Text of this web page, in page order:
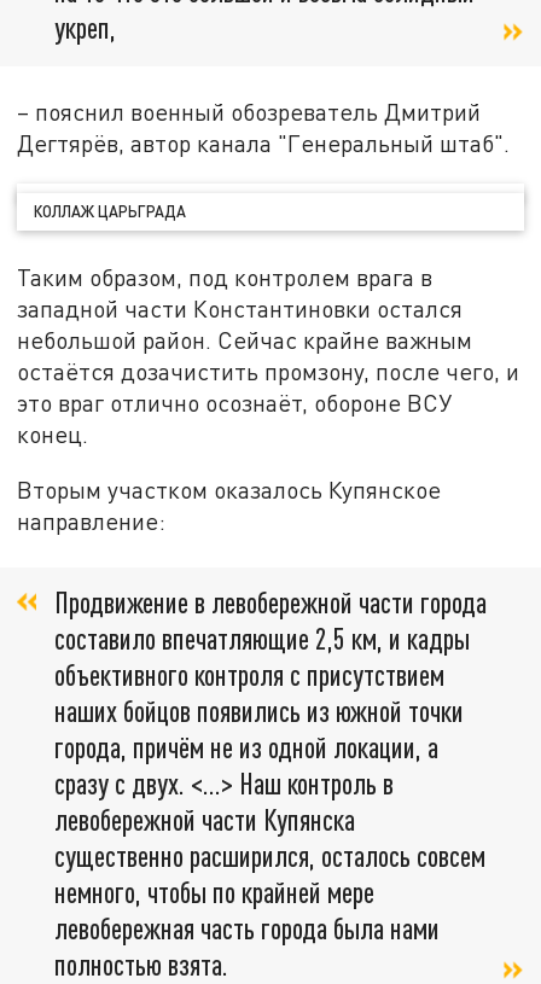
укреп,
– пояснил военный обозреватель Дмитрий
Дегтярёв, автор канала "Генеральный штаб".
КОЛЛАЖ ЦАРЬГРАДА
Таким образом, под контролем врага в
западной части Константиновки остался
небольшой район. Сейчас крайне важным
остаётся дозачистить промзону, после чего, и
это враг отлично осознаёт, обороне ВСУ
конец.
Вторым участком оказалось Купянское
направление:
Продвижение в левобережной части города
составило впечатляющие 2,5 км, и кадры
объективного контроля с присутствием
наших бойцов появились из южной точки
города, причём не из одной локации, а
сразу с двух. <…> Наш контроль в
левобережной части Купянска
существенно расширился, осталось совсем
немного, чтобы по крайней мере
левобережная часть города была нами
полностью взята.